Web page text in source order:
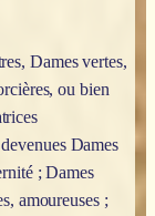
Dames vertes,
ou bien
Dames
; Dames
amoureuses ;